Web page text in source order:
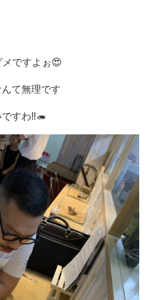
ですよぉ😍
て無理です
すわ‼️🦔